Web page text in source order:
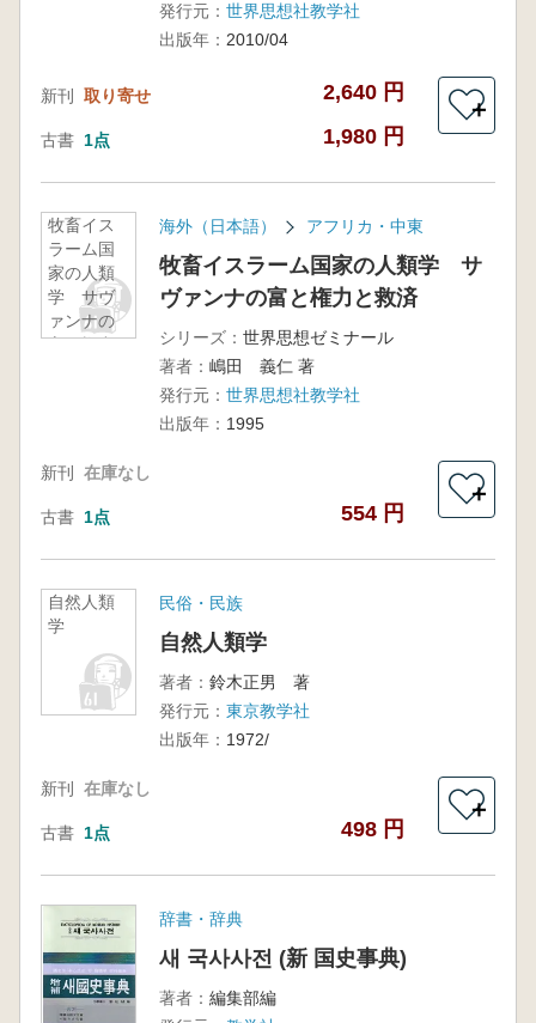
発行元： 世界思想社教学社
出版年： 2010/04
新刊 取り寄せ 2,640 円
古書 1点 1,980 円
＋
牧畜イス
ラーム国
家の人類
学 サヴ
ァンナの
富と権力
海外（日本語） アフリカ・中東
牧畜イスラーム国家の人類学 サ
ヴァンナの富と権力と救済
シリーズ： 世界思想ゼミナール
著者： 嶋田 義仁 著
発行元： 世界思想社教学社
出版年： 1995
新刊 在庫なし
古書 1点 554 円
＋
自然人類
学
民俗・民族
自然人類学
著者： 鈴木正男 著
発行元： 東京教学社
出版年： 1972/
新刊 在庫なし
古書 1点 498 円
＋
辞書・辞典
새 국사사전 (新 国史事典)
著者： 編集部編